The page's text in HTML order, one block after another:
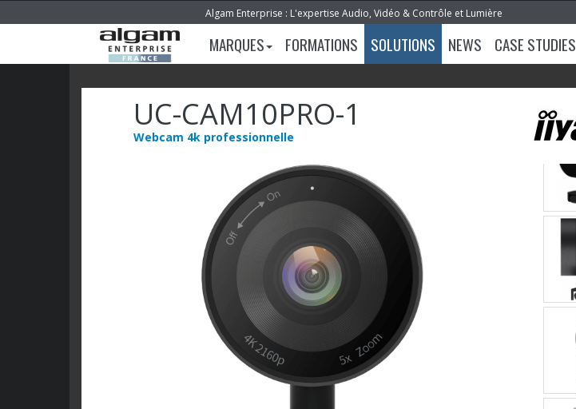
Algam Enterprise : L'expertise Audio, Vidéo & Contrôle et Lumière
MARQUES FORMATIONS SOLUTIONS NEWS CASE STUDIES
UC-CAM10PRO-1
Webcam 4k professionnelle